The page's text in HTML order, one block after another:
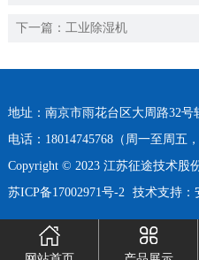
下一篇： 工业除湿机
地址：南京市雨花台区大周路32号
电话：18014745768（周一至周五，
Copyright © 2023 江苏征途技术股
苏ICP备17002971号-2
技术支持：